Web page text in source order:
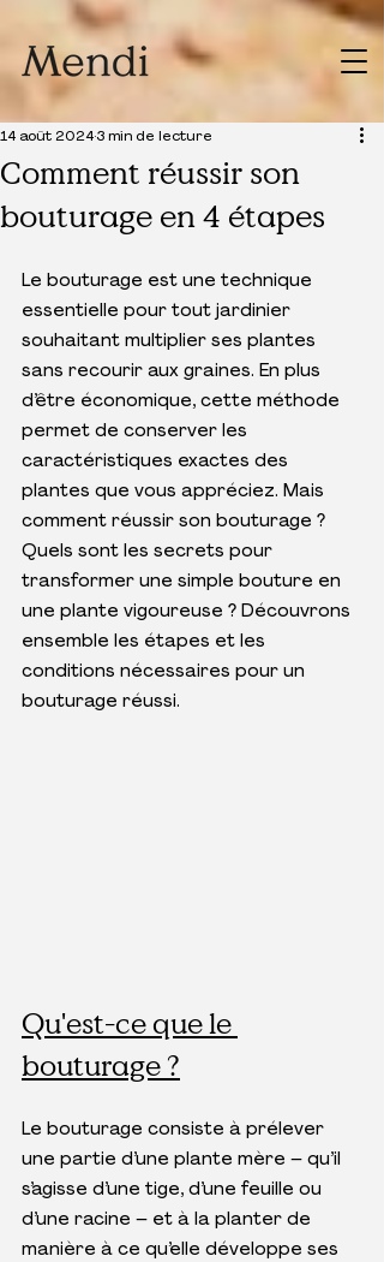
Comment réussir son
bouturage en 4 étapes
14 août 2024 3 min de lecture
Le bouturage est une technique
essentielle pour tout jardinier
souhaitant multiplier ses plantes
sans recourir aux graines. En plus
d’être économique, cette méthode
permet de conserver les
caractéristiques exactes des
plantes que vous appréciez. Mais
comment réussir son bouturage ?
Quels sont les secrets pour
transformer une simple bouture en
une plante vigoureuse ? Découvrons
ensemble les étapes et les
conditions nécessaires pour un
bouturage réussi.
Qu'est-ce que le
bouturage ?
Le bouturage consiste à prélever
une partie d’une plante mère – qu’il
s’agisse d’une tige, d’une feuille ou
d’une racine – et à la planter de
manière à ce qu’elle développe ses